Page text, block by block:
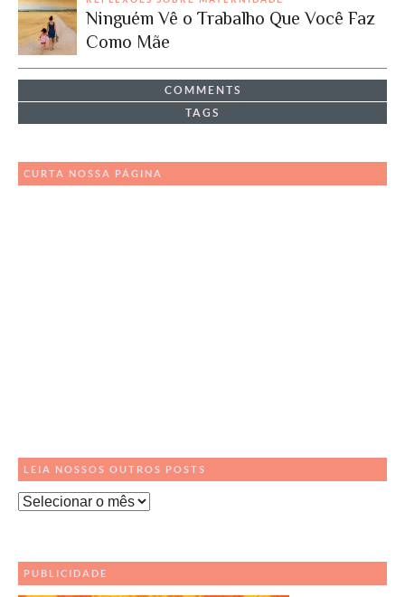
Ninguém Vê o Trabalho Que Você Faz
Como Mãe
COMMENTS
TAGS
CURTA NOSSA PÁGINA
LEIA NOSSOS OUTROS POSTS
Leia
Posts
PUBLICIDADE